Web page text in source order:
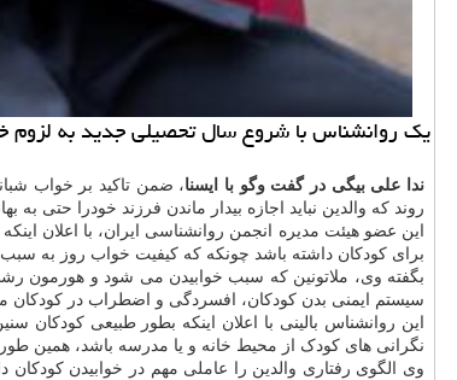
یك روانشناس با شروع سال تحصیلی جدید به لزوم
ندا علی بیگی در گفت وگو با ایسنا، ضمن تاکید بر خواب
روند که والدین نباید اجازه بیدار ماندن فرزند خودرا حتی به
این عضو هیئت مدیره انجمن روانشناسی ایران، با اعلان
برای کودکان داشته باشد چونکه که کیفیت خواب روز به
بگفته وی، ملاتونین که سبب خوابیدن می شود و
سیستم ایمنی بدن کودکان، افسردگی و اضطراب در کودکان
نگرانی های کودک از محیط خانه و یا مدرسه باشد، همین
وی الگوی رفتاری والدین را عاملی مهم در خوابیدن کودکان